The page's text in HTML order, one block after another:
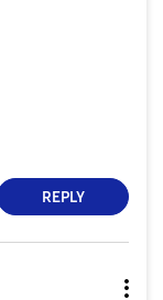
REPLY